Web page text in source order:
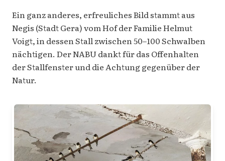
Ein ganz anderes, erfreuliches Bild stammt aus
Negis (Stadt Gera) vom Hof der Familie Helmut
Voigt, in dessen Stall zwischen 50–100 Schwalben
nächtigen. Der NABU dankt für das Offenhalten
der Stallfenster und die Achtung gegenüber der
Natur.